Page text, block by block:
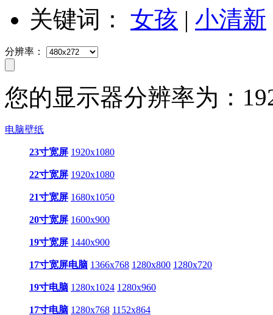
关键词： 女孩 | 小清新
分辨率：
您的显示器分辨率为：
电脑壁纸
23寸宽屏 1920x1080
22寸宽屏 1920x1080
21寸宽屏 1680x1050
20寸宽屏 1600x900
19寸宽屏 1440x900
17寸宽屏电脑 1366x768 1280x800 1280x720
19寸电脑 1280x1024 1280x960
17寸电脑 1280x768 1152x864